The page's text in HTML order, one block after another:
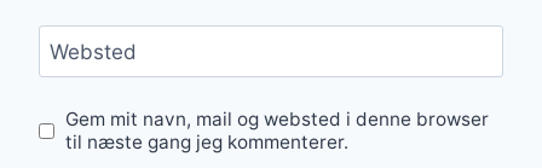
Websted
Gem mit navn, mail og websted i denne browser
til næste gang jeg kommenterer.